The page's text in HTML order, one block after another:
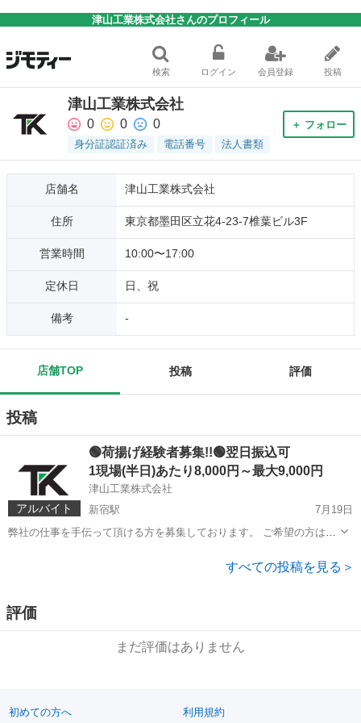
津山工業株式会社さんのプロフィール
検索 ログイン 会員登録 投稿
津山工業株式会社
0 0 0
身分証認証済み 電話番号 法人書類
＋ フォロー
店舗名 津山工業株式会社
住所 東京都墨田区立花4-23-7椎葉ビル3F
営業時間 10:00〜17:00
定休日 日、祝
備考 -
店舗TOP 投稿 評価
投稿
アルバイト
🟢荷揚げ経験者募集!!🟢翌日振込可
1現場(半日)あたり8,000円～最大9,000円
津山工業株式会社
新宿駅
7月19日
弊社の仕事を手伝って頂ける方を募集しております。 ご希望の方はメ
すべての投稿を見る＞
評価
まだ評価はありません
初めての方へ 利用規約